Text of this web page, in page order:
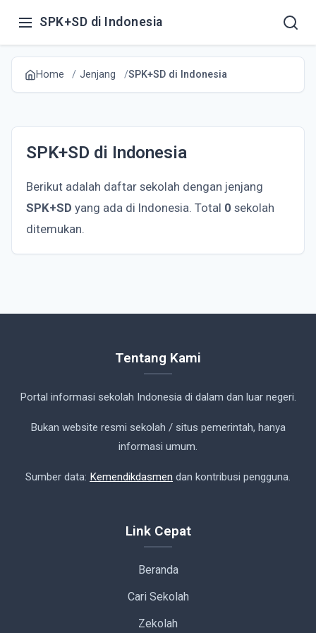
SPK+SD di Indonesia
Home Jenjang SPK+SD di Indonesia
SPK+SD di Indonesia
Berikut adalah daftar sekolah dengan jenjang
SPK+SD yang ada di Indonesia. Total 0 sekolah
ditemukan.
Tentang Kami
Portal informasi sekolah Indonesia di dalam dan luar negeri.
Bukan website resmi sekolah / situs pemerintah, hanya
informasi umum.
Sumber data: Kemendikdasmen dan kontribusi pengguna.
Link Cepat
Beranda
Cari Sekolah
Zekolah